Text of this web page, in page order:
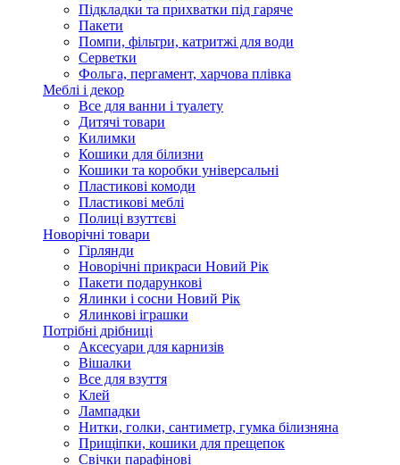
Підкладки та прихватки під гаряче
Пакети
Помпи, фільтри, катритжі для води
Серветки
Фольга, пергамент, харчова плівка
Меблі і декор
Все для ванни і туалету
Дитячі товари
Килимки
Кошики для білизни
Кошики та коробки універсальні
Пластикові комоди
Пластикові меблі
Полиці взуттєві
Новорічні товари
Гірлянди
Новорічні прикраси Новий Рік
Пакети подарункові
Ялинки і сосни Новий Рік
Ялинкові іграшки
Потрібні дрібниці
Аксесуари для карнизів
Вішалки
Все для взуття
Клей
Лампадки
Нитки, голки, сантиметр, гумка білизняна
Прищіпки, кошики для прещепок
Свічки парафінові